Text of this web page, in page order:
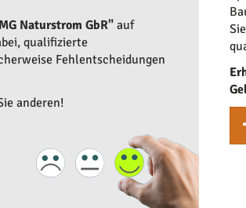
erhebliche Einsparungen
mit
Markt. Wenn Verbraucher
Naturstrom GbR" auf
qualifizierte
Fehlentscheidungen
anderen!